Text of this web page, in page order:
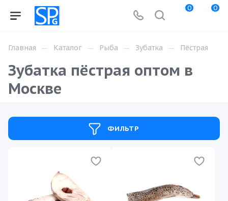
0 0
Главная — Каталог — Рыба — Зубатка — Пёстрая
Зубатка пёстрая оптом в
Москве
ФИЛЬТР